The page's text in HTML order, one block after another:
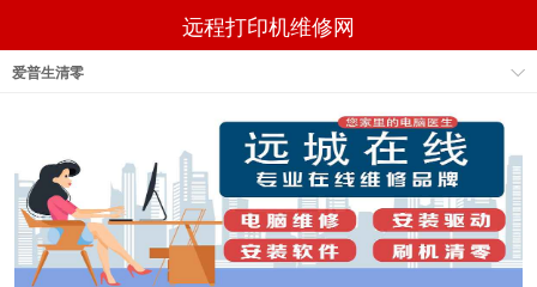
远程打印机维修网
爱普生清零